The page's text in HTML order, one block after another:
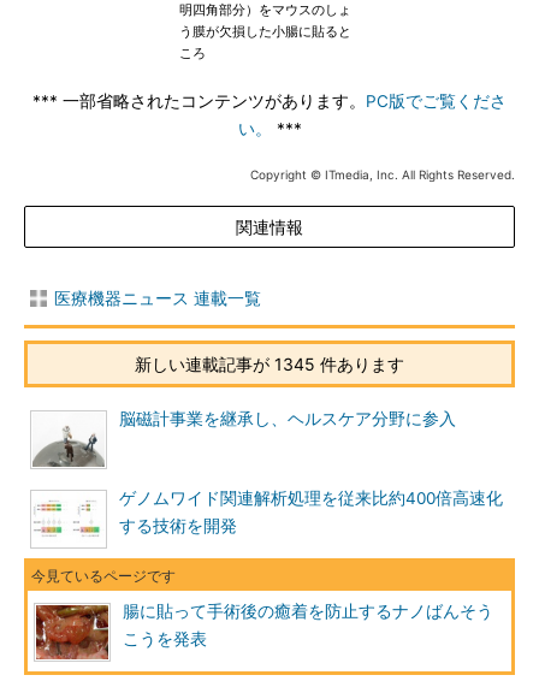
明四角部分）をマウスのしょ
う膜が欠損した小腸に貼ると
ころ
*** 一部省略されたコンテンツがあります。 PC版でご覧くださ
い。
***
Copyright © ITmedia, Inc. All Rights Reserved.
関連情報
医療機器ニュース 連載一覧
新しい連載記事が 1345 件あります
脳磁計事業を継承し、ヘルスケア分野に参入
ゲノムワイド関連解析処理を従来比約400倍高速化
する技術を開発
腸に貼って手術後の癒着を防止するナノばんそう
こうを発表